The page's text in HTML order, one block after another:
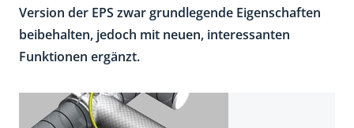
Version der EPS zwar grundlegende Eigenschaften
beibehalten, jedoch mit neuen, interessanten
Funktionen ergänzt.